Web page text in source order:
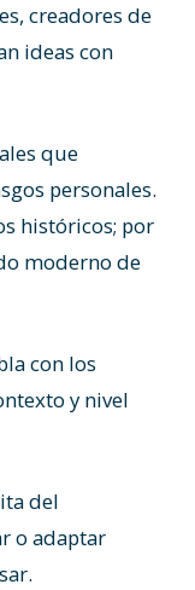
creadores de
ideas con
que
personales.
históricos; por
moderno de
con los
y nivel
del
o adaptar